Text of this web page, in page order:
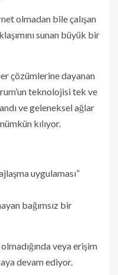
olmadan bile çalışan
sunan büyük bir
çözümlerine dayanan
teknolojisi tek ve
ve geleneksel ağlar
kılıyor.
uygulaması”
bağımsız bir
veya erişim
devam ediyor.